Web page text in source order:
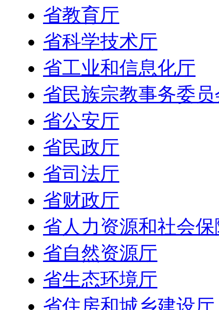
省教育厅
省科学技术厅
省工业和信息化厅
省民族宗教事务委员
省公安厅
省民政厅
省司法厅
省财政厅
省人力资源和社会
省自然资源厅
省生态环境厅